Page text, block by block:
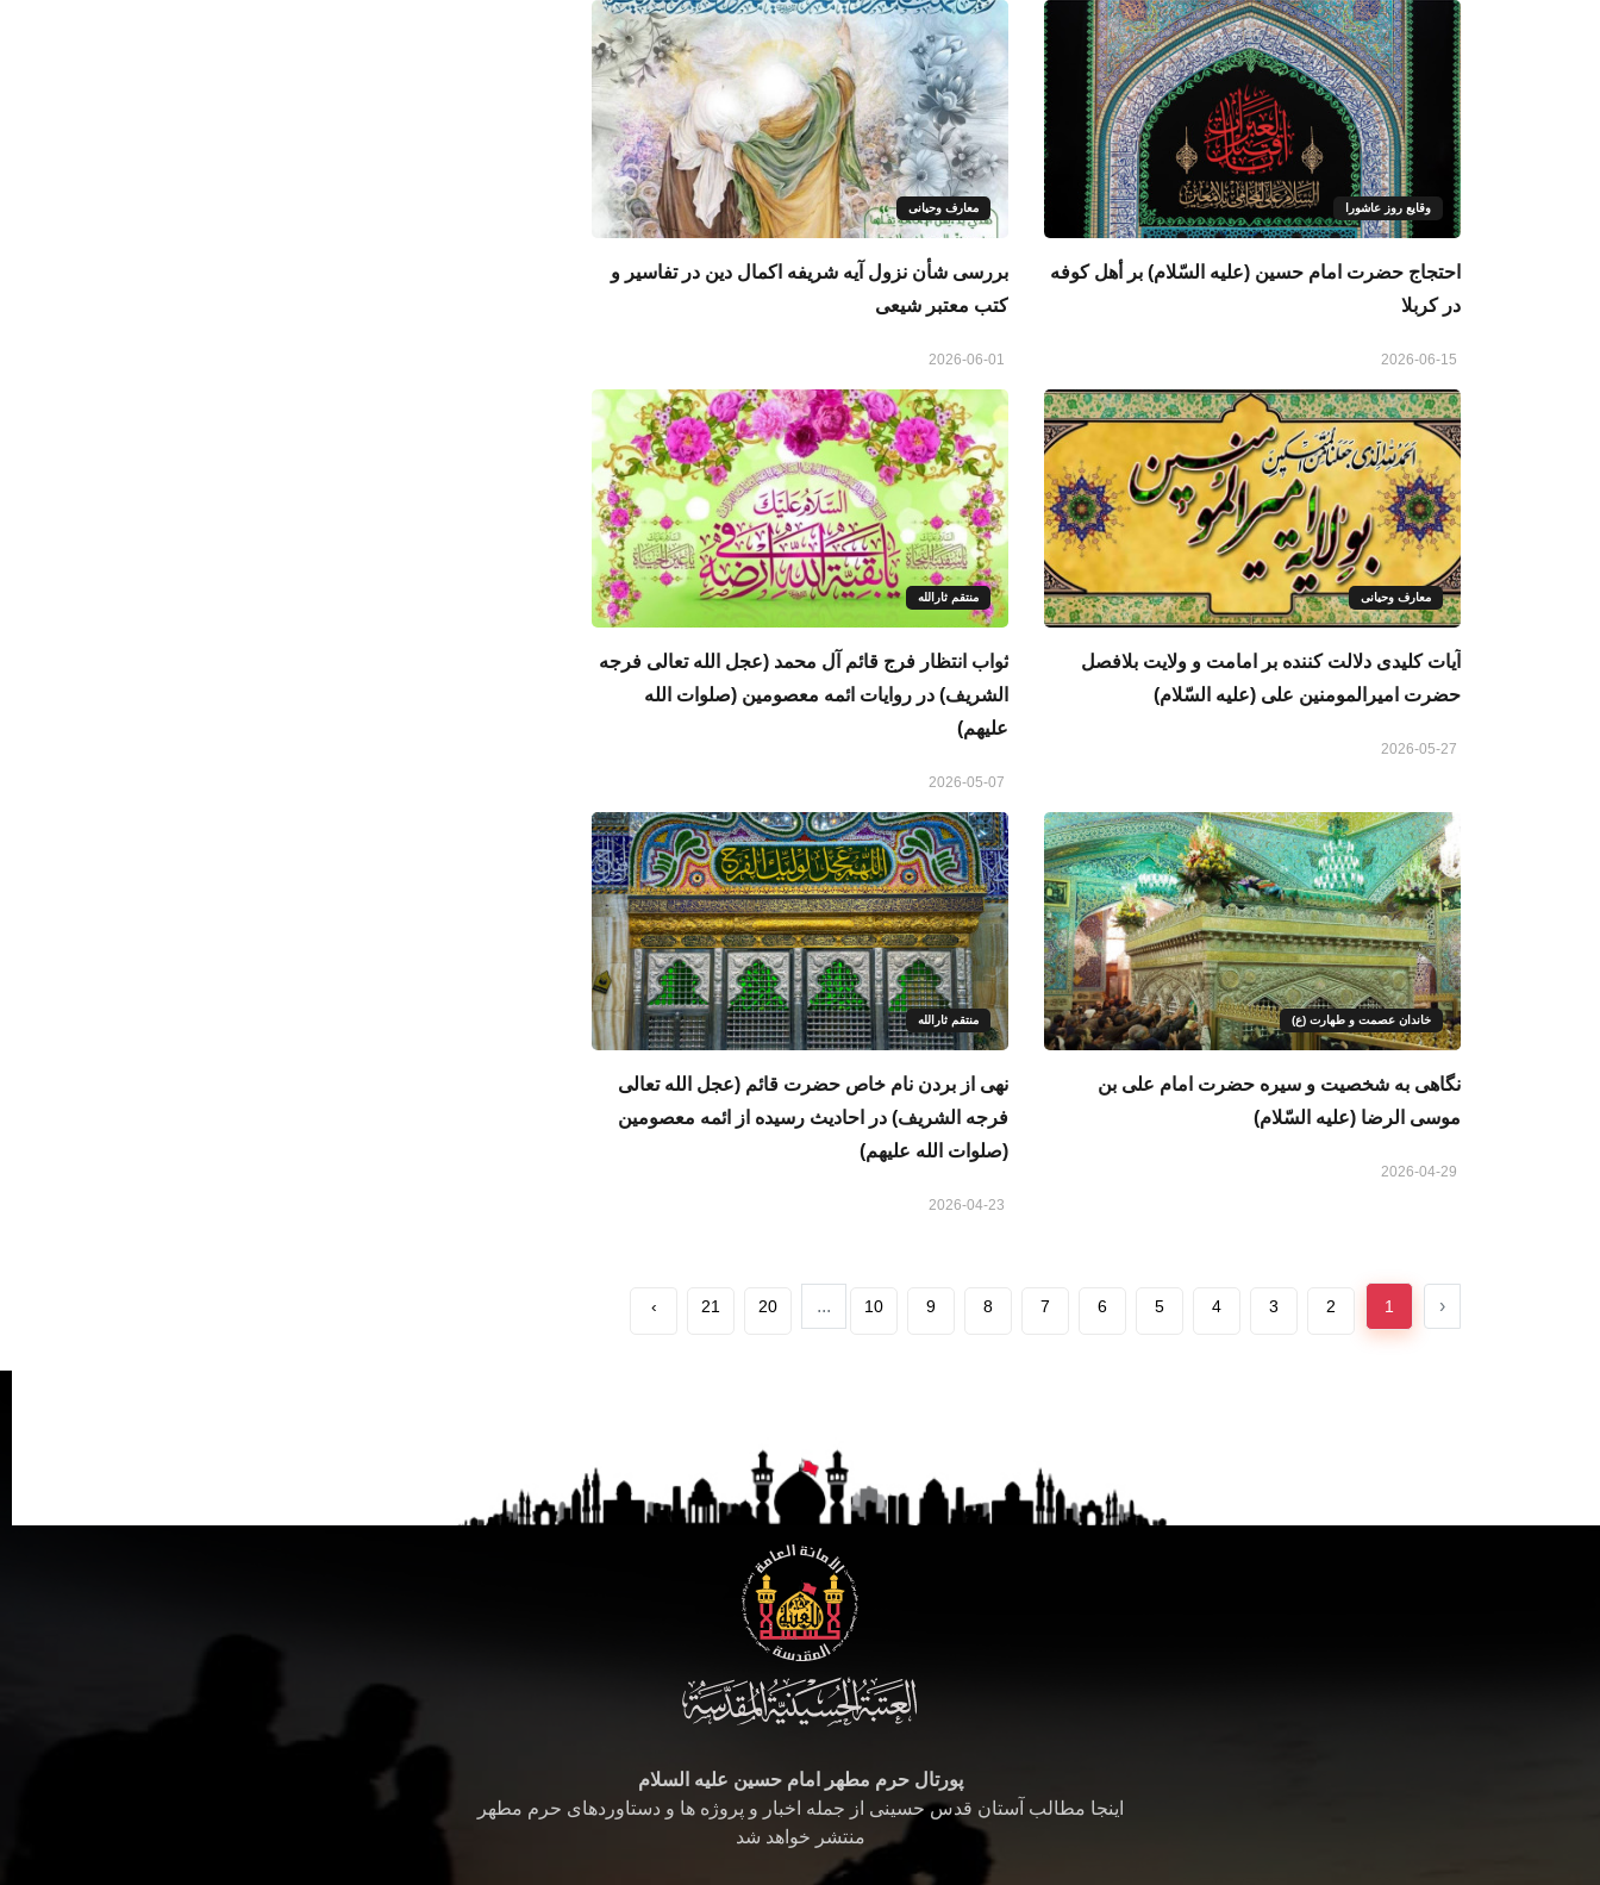
وقایع روز عاشورا
احتجاج حضرت امام حسین (عليه السّلام) بر أهل كوفه
در كربلا
معارف وحیانی
بررسی شأن نزول آیه شریفه اکمال دین در تفاسیر و
کتب معتبر شیعی
معارف وحیانی
آیات کلیدی دلالت کننده بر امامت و ولایت بلافصل
حضرت امیرالمومنین علی (علیه السّلام)
منتقم ثارالله
ثواب انتظار فرج قائم آل محمد (عجل الله تعالی فرجه
الشریف) در روایات ائمه معصومین (صلوات الله
علیهم)
خاندان عصمت و طهارت (ع)
نگاهی به شخصیت و سیره حضرت امام علی بن
موسی الرضا (علیه السّلام)
منتقم ثارالله
نهی از بردن نام خاص حضرت قائم (عجل الله تعالی
فرجه الشریف) در احادیث رسیده از ائمه معصومین
(صلوات الله علیهم)
‹
1
2
3
4
5
6
7
8
9
10
...
20
21
›
پورتال حرم مطهر امام حسین علیه السلام
اینجا مطالب آستان قدس حسینی از جمله اخبار و پروژه ها و دستاوردهای حرم مطهر
منتشر خواهد شد